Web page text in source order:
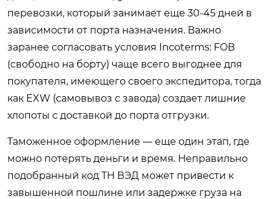
перевозки, который занимает еще 30-45 дней в
зависимости от порта назначения. Важно
заранее согласовать условия Incoterms: FOB
(свободно на борту) чаще всего выгоднее для
покупателя, имеющего своего экспедитора, тогда
как EXW (самовывоз с завода) создает лишние
хлопоты с доставкой до порта отгрузки.
Таможенное оформление — еще один этап, где
можно потерять деньги и время. Неправильно
подобранный код ТН ВЭД может привести к
завышенной пошлине или задержке груза на